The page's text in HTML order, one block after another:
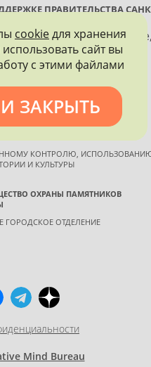
ПРАВИТЕЛЬСТВА
размещенных на
правообладателя и
источник информации.
КОНТРОЛЮ,
И КУЛЬТУРЫ
ОХРАНЫ ПАМЯТНИКОВ
ГОРОДСКОЕ ОТДЕЛЕНИЕ
Mind Bureau
cookieдля хранения
сайт вы
с этими файлами
ЗАКРЫТЬ